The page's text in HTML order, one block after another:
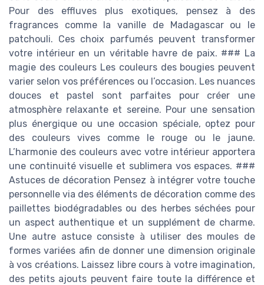
Pour des effluves plus exotiques, pensez à des
fragrances comme la vanille de Madagascar ou le
patchouli. Ces choix parfumés peuvent transformer
votre intérieur en un véritable havre de paix. ### La
magie des couleurs Les couleurs des bougies peuvent
varier selon vos préférences ou l’occasion. Les nuances
douces et pastel sont parfaites pour créer une
atmosphère relaxante et sereine. Pour une sensation
plus énergique ou une occasion spéciale, optez pour
des couleurs vives comme le rouge ou le jaune.
L’harmonie des couleurs avec votre intérieur apportera
une continuité visuelle et sublimera vos espaces. ###
Astuces de décoration Pensez à intégrer votre touche
personnelle via des éléments de décoration comme des
paillettes biodégradables ou des herbes séchées pour
un aspect authentique et un supplément de charme.
Une autre astuce consiste à utiliser des moules de
formes variées afin de donner une dimension originale
à vos créations. Laissez libre cours à votre imagination,
des petits ajouts peuvent faire toute la différence et